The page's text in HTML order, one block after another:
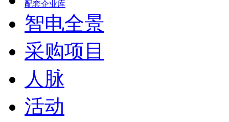
配套企业库
智电全景
采购项目
人脉
活动